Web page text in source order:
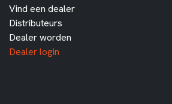
Vind een dealer
Distributeurs
Dealer worden
Dealer login